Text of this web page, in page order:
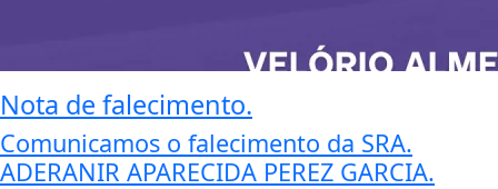
Nota de falecimento.
Comunicamos o falecimento da SRA.
ADERANIR APARECIDA PEREZ GARCIA.